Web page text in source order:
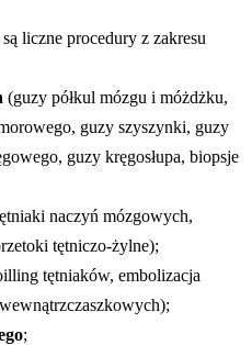
liczne procedury z zakresu
(guzy półkul mózgu i móżdżku,
guzy szyszynki, guzy
guzy kręgosłupa, biopsje
naczyń mózgowych,
tętniczo-żylne);
tętniaków, embolizacja
;